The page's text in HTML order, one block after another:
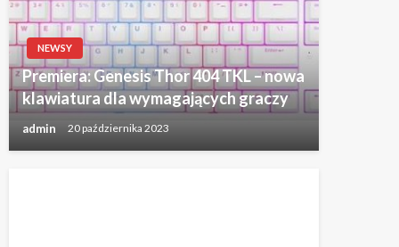
NEWSY
Premiera: Genesis Thor 404 TKL – nowa
klawiatura dla wymagających graczy
admin 20 października 2023